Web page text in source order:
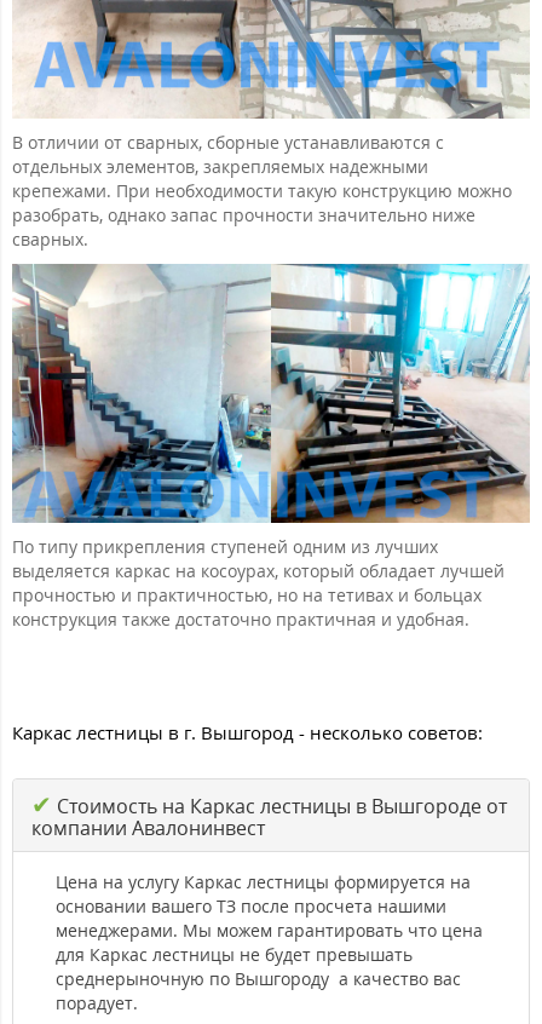
В отличии от сварных, сборные устанавливаются с
отдельных элементов, закрепляемых надежными
крепежами. При необходимости такую конструкцию можно
разобрать, однако запас прочности значительно ниже
сварных.
По типу прикрепления ступеней одним из лучших
выделяется каркас на косоурах, который обладает лучшей
прочностью и практичностью, но на тетивах и больцах
конструкция также достаточно практичная и удобная.
Каркас лестницы в г. Вышгород - несколько советов:
✔ Стоимость на Каркас лестницы в Вышгороде от
компании Авалонинвест
Цена на услугу Каркас лестницы формируется на
основании вашего ТЗ после просчета нашими
менеджерами. Мы можем гарантировать что цена
для Каркас лестницы не будет превышать
среднерыночную по Вышгороду а качество вас
порадует.